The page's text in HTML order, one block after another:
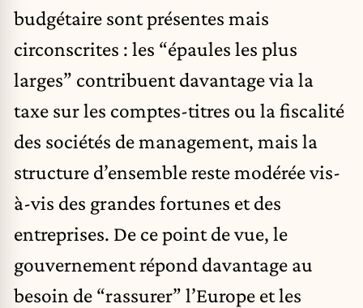
budgétaire sont présentes mais
circonscrites : les “épaules les plus
larges” contribuent davantage via la
taxe sur les comptes-titres ou la fiscalité
des sociétés de management, mais la
structure d’ensemble reste modérée vis-
à-vis des grandes fortunes et des
entreprises. De ce point de vue, le
gouvernement répond davantage au
besoin de “rassurer” l’Europe et les